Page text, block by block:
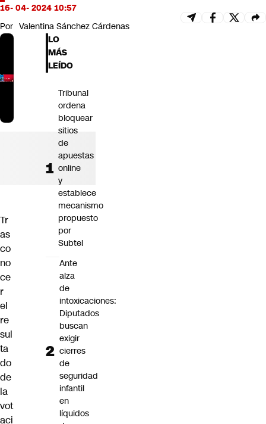
16- 04- 2024 10:57
Por Valentina Sánchez Cárdenas
Tr
as
co
no
ce
r
el
re
sul
ta
do
de
la
vot
aci
LO
MÁS
LEÍDO
Tribunal
ordena
bloquear
sitios
de
apuestas
online
y
establece
mecanismo
propuesto
por
Subtel
Ante
alza
de
intoxicaciones:
Diputados
buscan
exigir
cierres
de
seguridad
infantil
en
líquidos